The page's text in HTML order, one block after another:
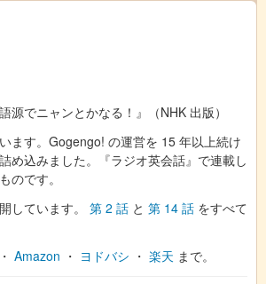
源でニャンとかなる！』（NHK 出版）
ます。Gogengo! の運営を 15 年以上続け
め込みました。『ラジオ英会話』で連載し
のです。
しています。 第 2 話 と 第 14 話 をすべて
・ Amazon ・ ヨドバシ ・ 楽天 まで。